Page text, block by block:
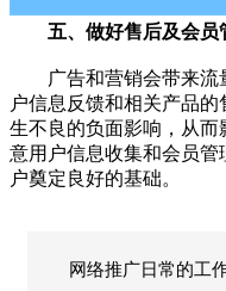
五、做好售后及会员
广告和营销会带来流
户信息反馈和相关产品
生不良的负面影响，从
意用户信息收集和会员管
户奠定良好的基础。
网络推广日常的工